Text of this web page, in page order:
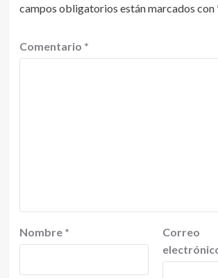
campos obligatorios están marcados con
Comentario *
Nombre *
Correo